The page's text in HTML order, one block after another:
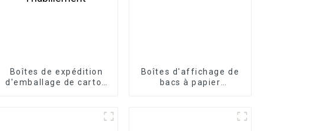
Boîtes de expédition
d'emballage de carton
Boîtes d'affichage de
bacs à papier